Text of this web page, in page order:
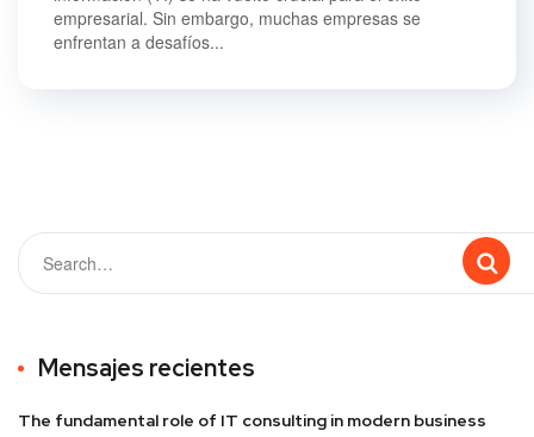
empresarial. Sin embargo, muchas empresas se
enfrentan a desafíos...
Mensajes recientes
The fundamental role of IT consulting in modern business